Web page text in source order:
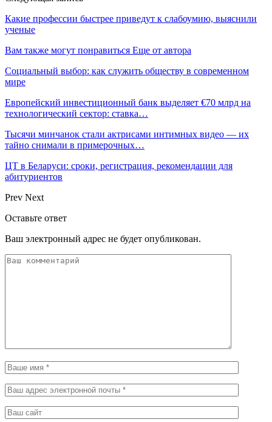
Какие профессии быстрее приведут к слабоумию, выяснили
ученые
Вам также могут понравиться Еще от автора
Социальный выбор: как служить обществу в современном
мире
Европейский инвестиционный банк выделяет €70 млрд на
технологический сектор: ставка…
Тысячи минчанок стали актрисами интимных видео — их
тайно снимали в примерочных…
ЦТ в Беларуси: сроки, регистрация, рекомендации для
абитуриентов
Prev Next
Оставьте ответ
Ваш электронный адрес не будет опубликован.